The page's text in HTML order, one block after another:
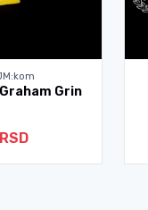
Valter Skot